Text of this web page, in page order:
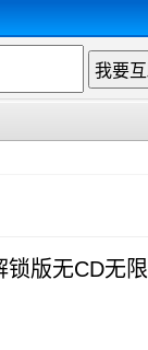
版无CD无